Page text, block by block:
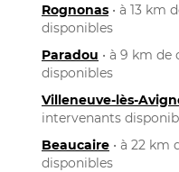
Rognonas • à 13 km
disponibles
Paradou • à 9 km de
disponibles
Villeneuve-lès-
intervenants
Beaucaire • à 22 km
disponibles